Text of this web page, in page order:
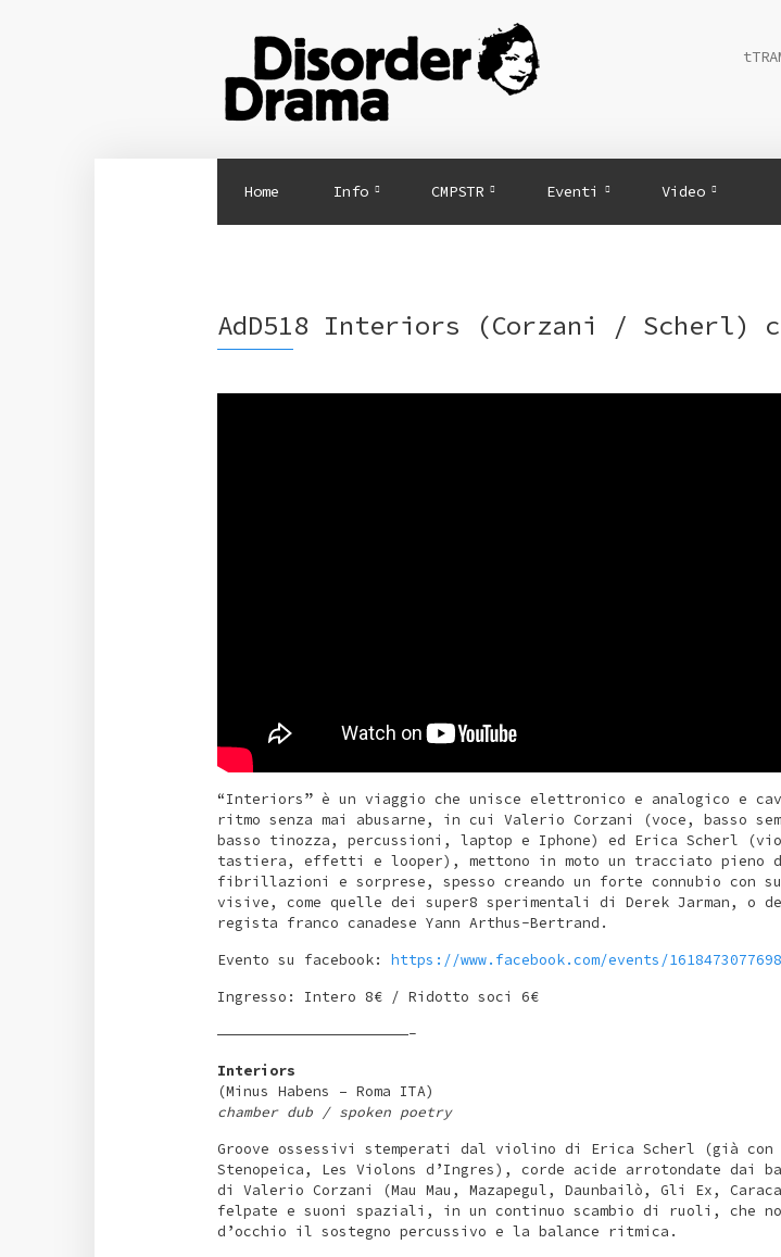
Home Info CMPSTR Eventi Video
AdD518 Interiors (Corzani / Scherl)
“Interiors” è un viaggio che unisce elettronico e analogico e
ritmo senza mai abusarne, in cui Valerio Corzani (voce, basso
basso tinozza, percussioni, laptop e Iphone) ed Erica Scherl
tastiera, effetti e looper), mettono in moto un tracciato pieno
fibrillazioni e sorprese, spesso creando un forte connubio con
visive, come quelle dei super8 sperimentali di Derek Jarman, o
regista franco canadese Yann Arthus-Bertrand.
Evento su facebook: https://www.facebook.com/events/
Ingresso: Intero 8€ / Ridotto soci 6€
——————————————————————-
Interiors
(Minus Habens – Roma ITA)
chamber dub / spoken poetry
Groove ossessivi stemperati dal violino di Erica Scherl (già con
Stenopeica, Les Violons d’Ingres), corde acide arrotondate dai
di Valerio Corzani (Mau Mau, Mazapegul, Daunbailò, Gli Ex,
felpate e suoni spaziali, in un continuo scambio di ruoli, che
d’occhio il sostegno percussivo e la balance ritmica.